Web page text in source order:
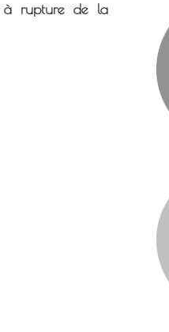
à rupture de la